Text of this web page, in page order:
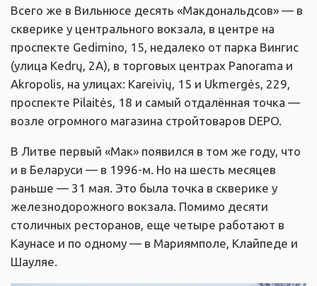
Всего же в Вильнюсе десять «Макдональдсов» — в
скверике у центрального вокзала, в центре на
проспекте Gedimino, 15, недалеко от парка Вингис
(улица Kedrų, 2A), в торговых центрах Panorama и
Akropolis, на улицах: Kareivių, 15 и Ukmergės, 229,
проспекте Pilaitės, 18 и самый отдалённая точка —
возле огромного магазина стройтоваров DEPO.
В Литве первый «Мак» появился в том же году, что
и в Беларуси — в 1996-м. Но на шесть месяцев
раньше — 31 мая. Это была точка в скверике у
железнодорожного вокзала. Помимо десяти
столичных ресторанов, еще четыре работают в
Каунасе и по одному — в Мариямполе, Клайпеде и
Шауляе.